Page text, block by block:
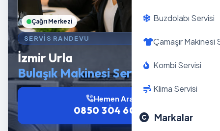
Buzdolabı Servisi
Çamaşır Makinesi
Kombi Servisi
Klima Servisi
Markalar
SERVIS RANDEVU
İzmir Urla
Bulaşık Makinesi Servisi
Hemen Ara
0850 304 6012
Çağrı Merkezi